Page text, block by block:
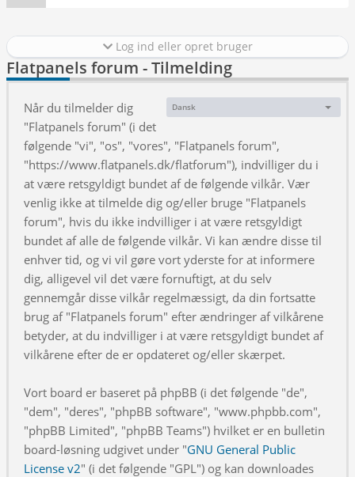
Log ind eller opret bruger
Flatpanels forum - Tilmelding
Sprog:
Dansk
Når du tilmelder dig
"Flatpanels forum" (i det
følgende "vi", "os", "vores", "Flatpanels forum",
"https://www.flatpanels.dk/flatforum"), indvilliger du i
at være retsgyldigt bundet af de følgende vilkår. Vær
venlig ikke at tilmelde dig og/eller bruge "Flatpanels
forum", hvis du ikke indvilliger i at være retsgyldigt
bundet af alle de følgende vilkår. Vi kan ændre disse til
enhver tid, og vi vil gøre vort yderste for at informere
dig, alligevel vil det være fornuftigt, at du selv
gennemgår disse vilkår regelmæssigt, da din fortsatte
brug af "Flatpanels forum" efter ændringer af vilkårene
betyder, at du indvilliger i at være retsgyldigt bundet af
vilkårene efter de er opdateret og/eller skærpet.
Vort board er baseret på phpBB (i det følgende "de",
"dem", "deres", "phpBB software", "www.phpbb.com",
"phpBB Limited", "phpBB Teams") hvilket er en bulletin
board-løsning udgivet under "GNU General Public
License v2" (i det følgende "GPL") og kan downloades